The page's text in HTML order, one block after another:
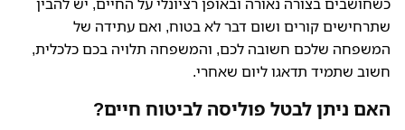
שתרחישים קורים ושום דבר לא בטוח, ואם עתידה של
המשפחה שלכם חשובה לכם, והמשפחה תלויה בכם כלכלית,
חשוב שתמיד תדאגו ליום שאחרי.
האם ניתן לבטל פוליסה לביטוח חיים?